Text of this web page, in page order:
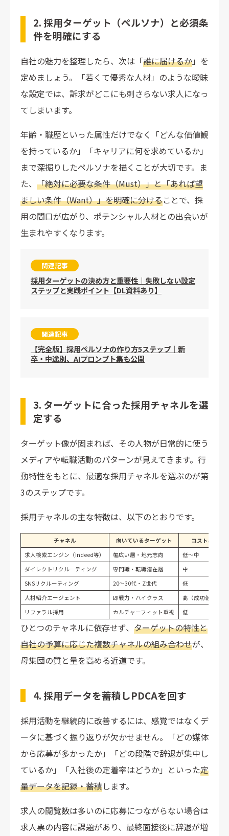
2. 採用ターゲット（ペルソナ）と必須条
件を明確にする
自社の魅力を整理したら、次は「誰に届けるか」を
定めましょう。「若くて優秀な人材」のような曖昧
な設定では、訴求がどこにも刺さらない求人になっ
てしまいます。
年齢・職歴といった属性だけでなく「どんな価値観
を持っているか」「キャリアに何を求めているか」
まで深掘りしたペルソナを描くことが大切です。ま
た、 「絶対に必要な条件（Must）」と「あれば望
ましい条件（Want）」を明確に分けることで、採
用の間口が広がり、ポテンシャル人材との出会いが
生まれやすくなります。
関連記事
採用ターゲットの決め方と重要性｜失敗しない設定
ステップと実践ポイント【DL資料あり】
関連記事
【完全版】採用ペルソナの作り方5ステップ｜新
卒・中途別、AIプロンプト集も公開
3. ターゲットに合った採用チャネルを選
定する
ターゲット像が固まれば、その人物が日常的に使う
メディアや転職活動のパターンが見えてきます。行
動特性をもとに、最適な採用チャネルを選ぶのが第
3のステップです。
採用チャネルの主な特徴は、以下のとおりです。
チャネル 向いているターゲット
コスト感
求人検索エンジン（Indeed等）
幅広い層・地元志向
低〜中
ダイレクトリクルーティング
専門職・転職潜在層
中
SNSリクルーティング
20〜30代・Z世代
低
人材紹介エージェント
即戦力・ハイクラス
高（成功報酬）
リファラル採用
カルチャーフィット重視 低
ひとつのチャネルに依存せず、 ターゲットの特性と
自社の予算に応じた複数チャネルの組み合わせが、
母集団の質と量を高める近道です。
4. 採用データを蓄積しPDCAを回す
採用活動を継続的に改善するには、感覚ではなくデ
ータに基づく振り返りが欠かせません。「どの媒体
から応募が多かったか」「どの段階で辞退が集中し
ているか」「入社後の定着率はどうか」といった定
量データを記録・蓄積します。
求人の閲覧数は多いのに応募につながらない場合は
求人票の内容に課題があり、最終面接後に辞退が増